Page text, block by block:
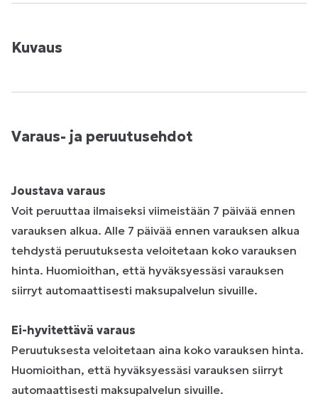
Kuvaus
Varaus- ja peruutusehdot
Joustava varaus
Voit peruuttaa ilmaiseksi viimeistään 7 päivää ennen
varauksen alkua. Alle 7 päivää ennen varauksen alkua
tehdystä peruutuksesta veloitetaan koko varauksen
hinta. Huomioithan, että hyväksyessäsi varauksen
siirryt automaattisesti maksupalvelun sivuille.
Ei-hyvitettävä varaus
Peruutuksesta veloitetaan aina koko varauksen hinta.
Huomioithan, että hyväksyessäsi varauksen siirryt
automaattisesti maksupalvelun sivuille.